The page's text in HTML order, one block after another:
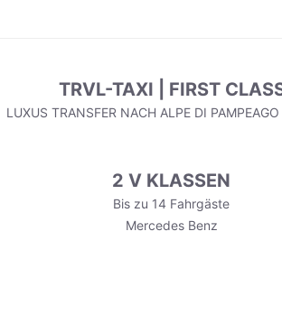
TRVL-TAXI | FIRST
LUXUS TRANSFER NACH ALPE DI
2 V KLASSEN
Bis zu 14 Fahrgäste
Mercedes Benz